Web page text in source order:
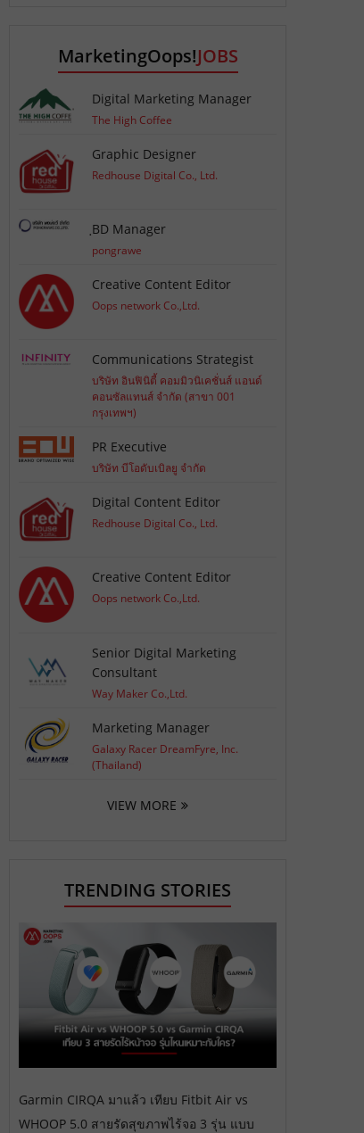
MarketingOops!JOBS
Digital Marketing Manager
The High Coffee
Graphic Designer
Redhouse Digital Co., Ltd.
ฺBD Manager
pongrawe
Creative Content Editor
Oops network Co.,Ltd.
Communications Strategist
บริษัท อินฟินิตี้ คอมมิวนิเคชั่นส์ แอนด์
คอนซัลแทนส์ จำกัด (สาขา 001
กรุงเทพฯ)
PR Executive
บริษัท บีโอดับเบิลยู จำกัด
Digital Content Editor
Redhouse Digital Co., Ltd.
Creative Content Editor
Oops network Co.,Ltd.
Senior Digital Marketing
Consultant
Way Maker Co.,Ltd.
Marketing Manager
Galaxy Racer DreamFyre, Inc.
(Thailand)
VIEW MORE
TRENDING STORIES
Garmin CIRQA มาแล้ว เทียบ Fitbit Air vs
WHOOP 5.0 สายรัดสุขภาพไร้จอ 3 รุ่น แบบ